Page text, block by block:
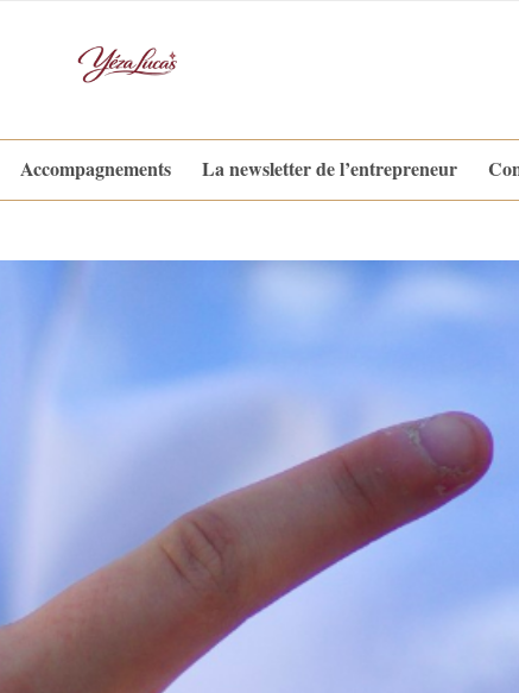
Accompagnements La newsletter de l’entrepreneur